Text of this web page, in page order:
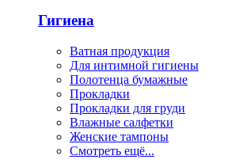
Гигиена
Ватная продукция
Для интимной гигиены
Полотенца бумажные
Прокладки
Прокладки для груди
Влажные салфетки
Женские тампоны
Смотреть ещё...